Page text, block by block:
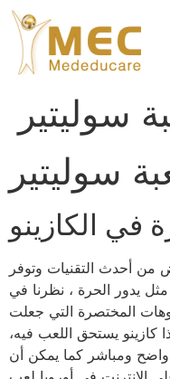
سوليتير
سوليتير
في الكازينو
أحدث التقنيات وتوفر
يدور الحرة ، نظرنا في
المختصرة التي جعلت
كازينو يستحق اللعب فيه،
واضح ومباشر كما يمكن أن